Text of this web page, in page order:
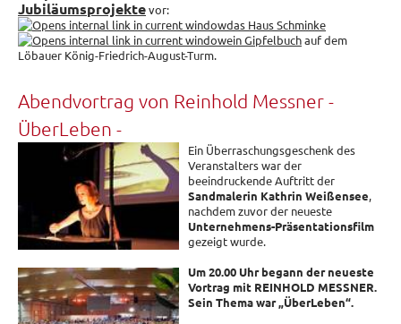
Jubiläumsprojektevor:
das Haus Schminke
ein Gipfelbuchauf dem
Löbauer König-Friedrich-August-Turm.
Abendvortrag von Reinhold Messner -
ÜberLeben -
Ein Überraschungsgeschenk des
Veranstalters war der
beeindruckende Auftritt der
Sandmalerin Kathrin Weißensee,
nachdem zuvor der neueste
Unternehmens-Präsentationsfilm
gezeigt wurde.
Um 20.00 Uhr begann der neueste
Vortrag mit REINHOLD MESSNER.
Sein Thema war „ÜberLeben“.